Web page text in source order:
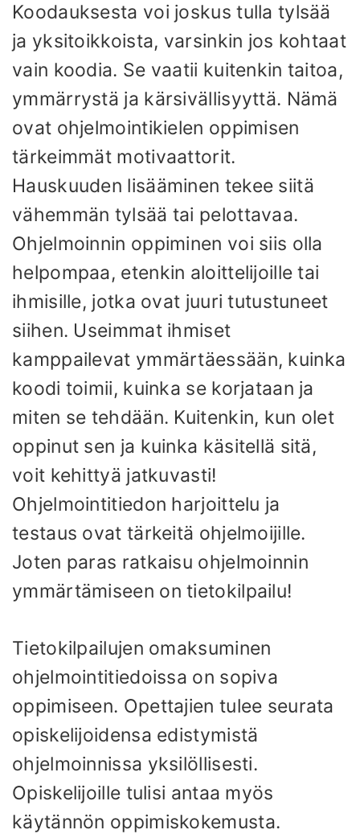
Koodauksesta voi joskus tulla tylsää
ja yksitoikkoista, varsinkin jos kohtaat
vain koodia. Se vaatii kuitenkin taitoa,
ymmärrystä ja kärsivällisyyttä. Nämä
ovat ohjelmointikielen oppimisen
tärkeimmät motivaattorit.
Hauskuuden lisääminen tekee siitä
vähemmän tylsää tai pelottavaa.
Ohjelmoinnin oppiminen voi siis olla
helpompaa, etenkin aloittelijoille tai
ihmisille, jotka ovat juuri tutustuneet
siihen. Useimmat ihmiset
kamppailevat ymmärtäessään, kuinka
koodi toimii, kuinka se korjataan ja
miten se tehdään. Kuitenkin, kun olet
oppinut sen ja kuinka käsitellä sitä,
voit kehittyä jatkuvasti!
Ohjelmointitiedon harjoittelu ja
testaus ovat tärkeitä ohjelmoijille.
Joten paras ratkaisu ohjelmoinnin
ymmärtämiseen on tietokilpailu!
Tietokilpailujen omaksuminen
ohjelmointitiedoissa on sopiva
oppimiseen. Opettajien tulee seurata
opiskelijoidensa edistymistä
ohjelmoinnissa yksilöllisesti.
Opiskelijoille tulisi antaa myös
käytännön oppimiskokemusta.